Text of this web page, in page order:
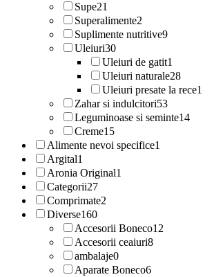
Supe21
Superalimente2
Suplimente nutritive9
Uleiuri30
Uleiuri de gatit1
Uleiuri naturale28
Uleiuri presate la rece1
Zahar si indulcitori53
Leguminoase si seminte14
Creme15
Alimente nevoi specifice1
Argital1
Aronia Original1
Categorii27
Comprimate2
Diverse160
Accesorii Boneco12
Accesorii ceaiuri8
ambalaje0
Aparate Boneco6